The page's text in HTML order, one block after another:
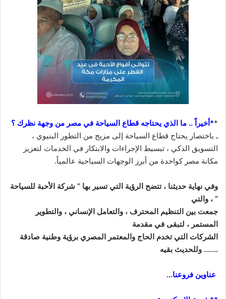
**أخيراً .. ما الذي يحتاجه قطاع السياحة في مصر من وجهة نظرك ؟
ـ باختصار يحتاج قطاع السياحة إلى مزيج من التطور البنيوي ،
التسويق الذكي ، تبسيط الإجراءات والابتكار في الخدمات لتعزيز
مكانة مصر كواحدة من أبرز الوجهات السياحية عالمياً.
وفي نهاية حديثنا ، تتضح الرؤية التي تسير بها ” شركة الأحبة للسياحة
” ، والتي
جمعت بين التنظيم المحترف ، والتعامل الإنساني ، والتطوير
المستمر ، لتبقى في مقدمة
الشركات التي تخدم الحاج والمعتمر المصري برؤية وطنية صادقة
……. وللحديث بقيه
عناوين فروعنا…